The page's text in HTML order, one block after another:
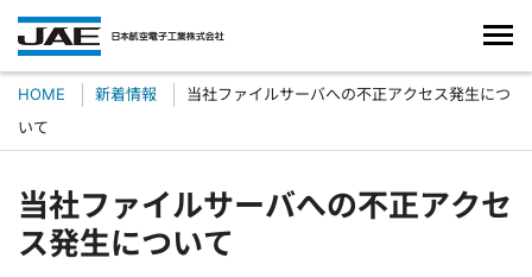
HOME 新着情報
当社ファイルサーバへの不正アクセス発生につ
いて
当社ファイルサーバへの不正アクセ
ス発生について